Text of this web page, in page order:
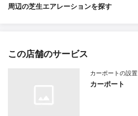
周辺の芝生エアレーションを探す
この店舗のサービス
カーポートの設置
カーポート